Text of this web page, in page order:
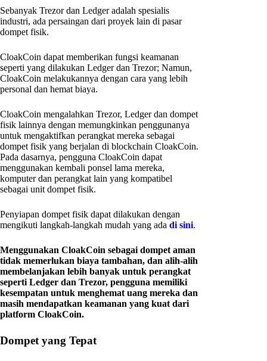
Sebanyak Trezor dan Ledger adalah spesialis
industri, ada persaingan dari proyek lain di pasar
dompet fisik.
CloakCoin dapat memberikan fungsi keamanan
seperti yang dilakukan Ledger dan Trezor; Namun,
CloakCoin melakukannya dengan cara yang lebih
personal dan hemat biaya.
CloakCoin mengalahkan Trezor, Ledger dan dompet
fisik lainnya dengan memungkinkan penggunanya
untuk mengaktifkan perangkat mereka sebagai
dompet fisik yang berjalan di blockchain CloakCoin.
Pada dasarnya, pengguna CloakCoin dapat
menggunakan kembali ponsel lama mereka,
komputer dan perangkat lain yang kompatibel
sebagai unit dompet fisik.
Penyiapan dompet fisik dapat dilakukan dengan
mengikuti langkah-langkah mudah yang ada di sini.
Menggunakan CloakCoin sebagai dompet aman
tidak memerlukan biaya tambahan, dan alih-alih
membelanjakan lebih banyak untuk perangkat
seperti Ledger dan Trezor, pengguna memiliki
kesempatan untuk menghemat uang mereka dan
masih mendapatkan keamanan yang kuat dari
platform CloakCoin.
Dompet yang Tepat